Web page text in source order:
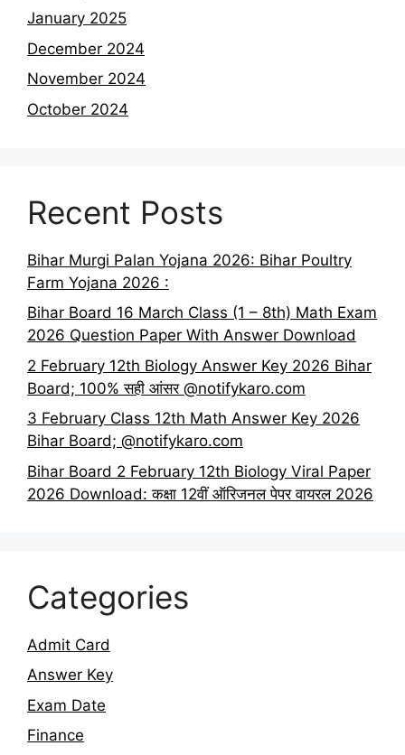
January 2025
December 2024
November 2024
October 2024
Recent Posts
Bihar Murgi Palan Yojana 2026: Bihar Poultry
Farm Yojana 2026 :
Bihar Board 16 March Class (1 – 8th) Math Exam
2026 Question Paper With Answer Download
2 February 12th Biology Answer Key 2026 Bihar
Board; 100% सही आंसर @notifykaro.com
3 February Class 12th Math Answer Key 2026
Bihar Board; @notifykaro.com
Bihar Board 2 February 12th Biology Viral Paper
2026 Download: कक्षा 12वीं ऑरिजनल पेपर वायरल 2026
Categories
Admit Card
Answer Key
Exam Date
Finance